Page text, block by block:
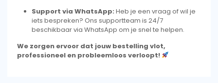
Support via WhatsApp: Heb je een vraag of wil je
iets bespreken? Ons supportteam is 24/7
beschikbaar via WhatsApp om je snel te helpen.
We zorgen ervoor dat jouw bestelling vlot,
professioneel en probleemloos verloopt!